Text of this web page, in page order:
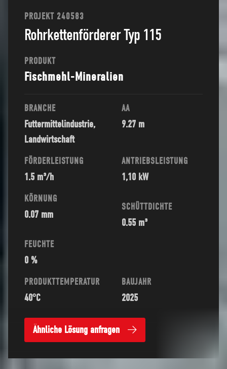
PROJEKT 240583
Rohrkettenförderer Typ 115
PRODUKT
Fischmehl-Mineralien
BRANCHE
Futtermittelindustrie,
Landwirtschaft
AA
9.27 m
FÖRDERLEISTUNG
1.5 m³/h
ANTRIEBSLEISTUNG
1,10 kW
KÖRNUNG
0.07 mm
SCHÜTTDICHTE
0.55 m³
FEUCHTE
0 %
PRODUKTTEMPERATUR
40°C
BAUJAHR
2025
Ähnliche Lösung anfragen